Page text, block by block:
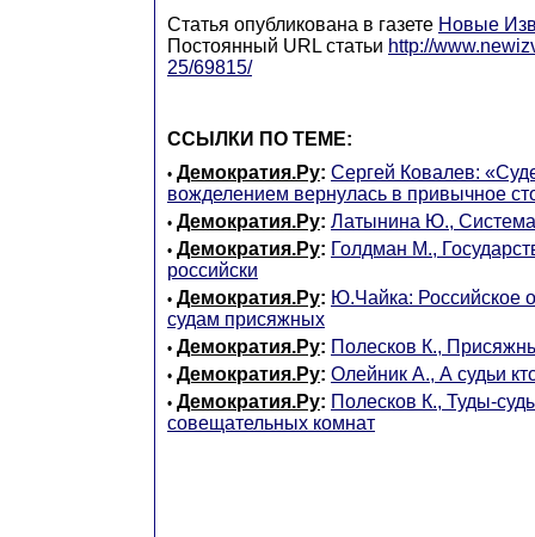
Статья опубликована в газете Новые
Постоянный URL статьи http://
25/69815/
ССЫЛКИ ПО ТЕМЕ:
• Демократия.Ру: Сергей Ковалев:
вожделением вернулась в привычное
• Демократия.Ру: Латынина Ю., Система
• Демократия.Ру: Голдман М.,
российски
• Демократия.Ру: Ю.Чайка: Российское
судам присяжных
• Демократия.Ру: Полесков К.,
• Демократия.Ру: Олейник А., А судьи
• Демократия.Ру: Полесков К., Туды-
совещательных комнат